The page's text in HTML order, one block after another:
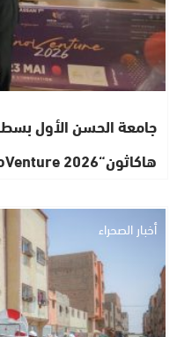
جامعة الحسن الأول
هاكاثون“InnoVenture 2026” لتعزيز الابتكار…
أخبار الصحراء